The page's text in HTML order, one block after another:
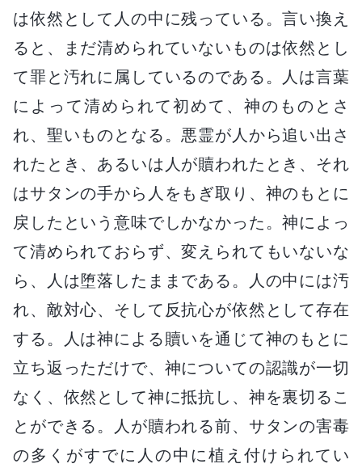
は依然として人の中に残っている。言い換え
ると、まだ清められていないものは依然とし
て罪と汚れに属しているのである。人は言葉
によって清められて初めて、神のものとさ
れ、聖いものとなる。悪霊が人から追い出さ
れたとき、あるいは人が贖われたとき、それ
はサタンの手から人をもぎ取り、神のもとに
戻したという意味でしかなかった。神によっ
て清められておらず、変えられてもいないな
ら、人は堕落したままである。人の中には汚
れ、敵対心、そして反抗心が依然として存在
する。人は神による贖いを通じて神のもとに
立ち返っただけで、神についての認識が一切
なく、依然として神に抵抗し、神を裏切るこ
とができる。人が贖われる前、サタンの害毒
の多くがすでに人の中に植え付けられてい